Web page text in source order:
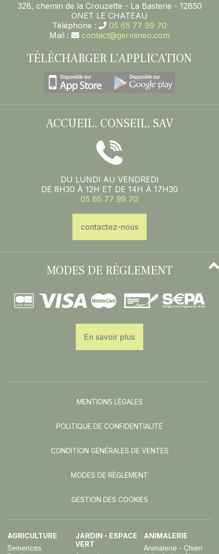
328, chemin de la Crouzette - La Basterie - 12850
ONET LE CHATEAU
Téléphone :
05 65 77 99 70
Mail :
contact@germineo.com
TÉLÉCHARGER L’APPLICATION
ACCUEIL, CONSEIL, SAV
DU LUNDI AU VENDREDI
DE 8H30 À 12H ET DE 14H À 17H30
05 65 77 99 70
contactez-nous
MODES DE RÈGLEMENT
En savoir plus
MENTIONS LÉGALES
POLITIQUE DE CONFIDENTIALITÉ
CONDITION GÉNÉRALES DE VENTES
MODES DE RÈGLEMENT
GESTION DES COOKIES
AGRICULTURE
Semences
JARDIN - ESPACE
VERT
ANIMALERIE
Animalerie - Chien